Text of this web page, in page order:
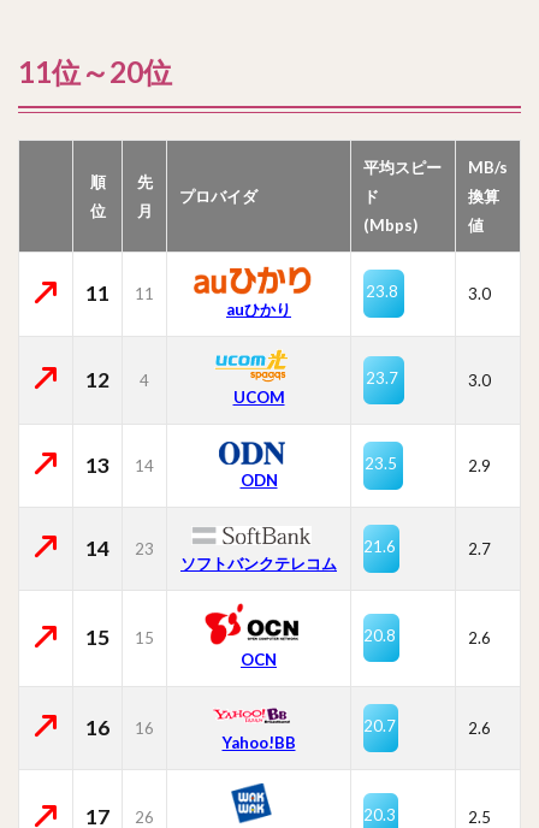
11位～20位
順
位
先
月
プロバイダ
平均スピー
ド
(Mbps)
MB/s
換算
値
11
11
auひかり
23.8 3.0
12
4
UCOM
23.7 3.0
13 14
ODN
23.5 2.9
14 23
ソフトバンクテレコム
21.6 2.7
15
15
OCN
20.8 2.6
16 16
Yahoo!BB
20.7 2.6
17
26
20.3 2.5